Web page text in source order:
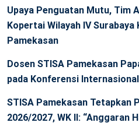
Upaya Penguatan Mutu, Tim
Kopertai Wilayah IV Surabaya
Pamekasan
Dosen STISA Pamekasan
pada Konferensi Internasional
STISA Pamekasan Tetapkan
2026/2027, WK II: “Anggaran